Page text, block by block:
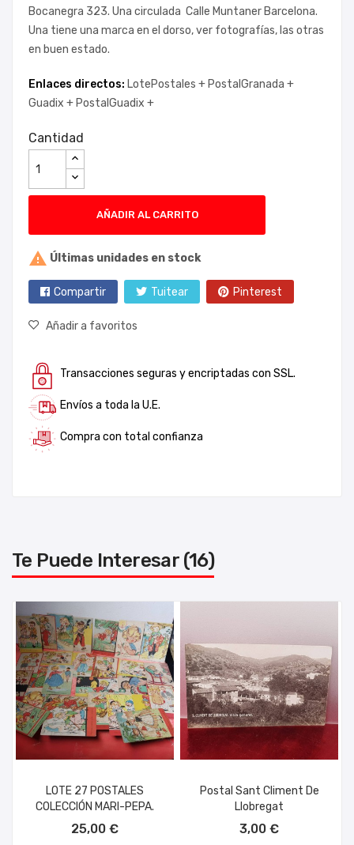
Bocanegra 323. Una circulada Calle Muntaner Barcelona.
Una tiene una marca en el dorso, ver fotografías, las otras
en buen estado.
Enlaces directos: LotePostales + PostalGranada +
Guadix + PostalGuadix +
Cantidad
AÑADIR AL CARRITO
 Últimas unidades en stock
Compartir Tuitear Pinterest
Añadir a favoritos
Transacciones seguras y encriptadas con SSL.
Envíos a toda la U.E.
Compra con total confianza
Te Puede Interesar (16)
LOTE 27 POSTALES
COLECCIÓN MARI-PEPA.
25,00 €
Postal Sant Climent De
Llobregat
3,00 €